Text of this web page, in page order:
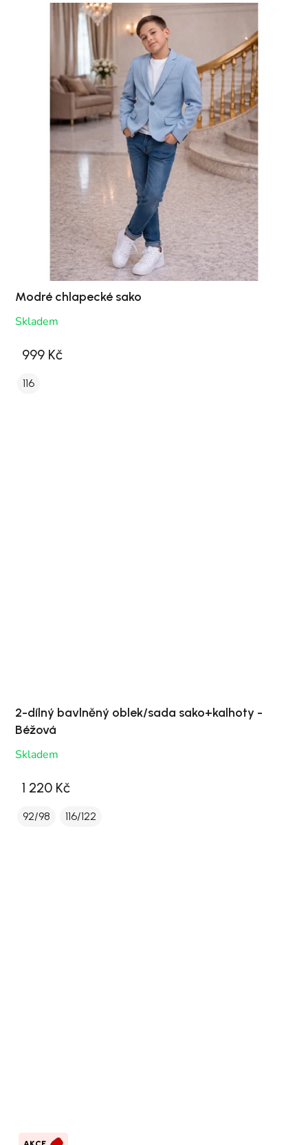
Modré chlapecké sako
Skladem
999 Kč
116
2-dílný bavlněný oblek/sada sako+kalhoty -
Béžová
Skladem
1 220 Kč
92/98 116/122